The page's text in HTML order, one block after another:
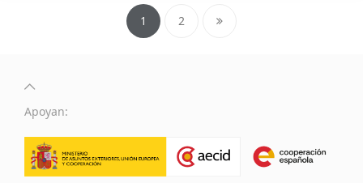
1 2
Apoyan: